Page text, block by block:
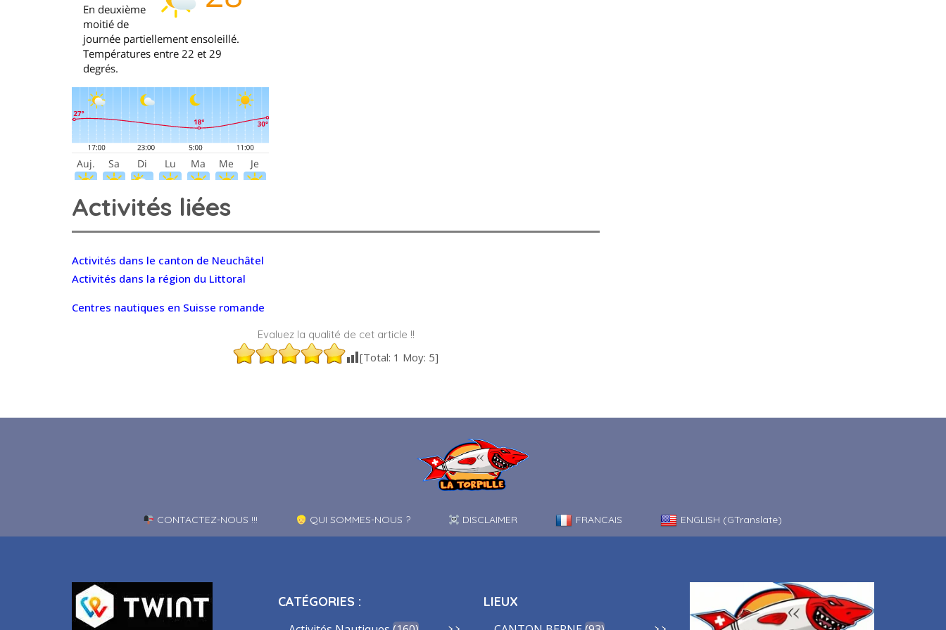
Activités liées
Activités dans le canton de Neuchâtel
Activités dans la région du Littoral
Centres nautiques en Suisse romande
Evaluez la qualité de cet article !!
[Total: 1 Moy: 5]
CONTACTEZ-NOUS !!! QUI SOMMES-NOUS ? DISCLAIMER FRANCAIS ENGLISH (GTranslate)
CATÉGORIES : LIEUX